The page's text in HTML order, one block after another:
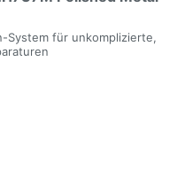
System für unkomplizierte,